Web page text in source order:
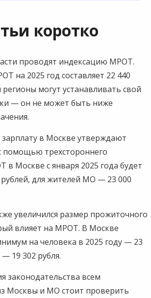
коротко
проводят индексацию МРОТ.
на 2025 год составляет 22 440
могут устанавливать свой
— он не может быть ниже
в Москве утверждают
помощью трехстороннего
в Москве с января 2025 года будет
рублей, для жителей МО — 23 000
увеличился размер прожиточного
влияет на МРОТ. В Москве
на человека в 2025 году — 23
19 302 рубля.
законодательства всем
Москвы и МО стоит проверить